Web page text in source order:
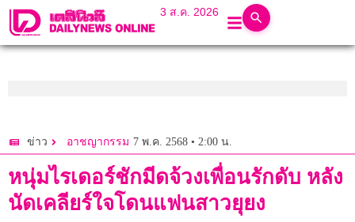
3 ส.ค. 2026
ข่าว อาชญากรรม 7 พ.ค. 2568 • 2:00 น.
หนุ่มไรเดอร์ชักมีดจ้วงเพื่อนรักดับ หลัง
นัดเคลียร์ใจโดนแฟนสาวยุยง